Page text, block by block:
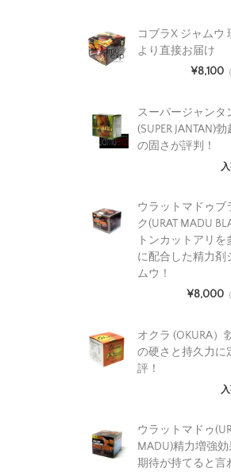
コブラX ジャムウ
より直接お届け
¥8,100
スーパージャンタ
(SUPER JANTAN)
の固さが評判！
ウラットマドゥブ
ク(URAT MADU
トンカットアリを
に配合した精力剤
ムウ！
¥8,000
オクラ (OKURA）
の硬さと持久力に
評！
ウラットマドゥ
MADU)精力増強効
期待が持てると言